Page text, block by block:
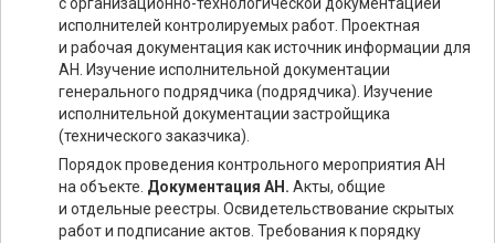
исполнителей контролируемых работ. Проектная
и рабочая документация как источник информации для
АН. Изучение исполнительной документации
генерального подрядчика (подрядчика). Изучение
исполнительной документации застройщика
(технического заказчика).
Порядок проведения контрольного мероприятия АН
на объекте. Документация АН. Акты, общие
и отдельные реестры. Освидетельствование скрытых
работ и подписание актов. Требования к порядку